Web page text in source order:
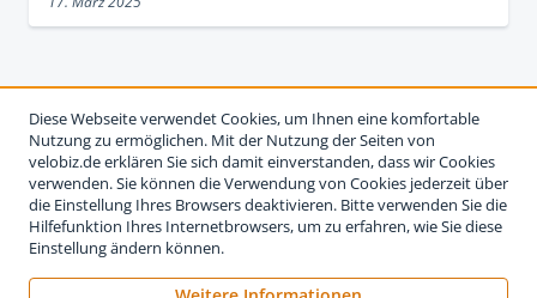
Diese Webseite verwendet Cookies, um Ihnen eine komfortable
Nutzung zu ermöglichen. Mit der Nutzung der Seiten von
velobiz.de erklären Sie sich damit einverstanden, dass wir Cookies
verwenden. Sie können die Verwendung von Cookies jederzeit über
die Einstellung Ihres Browsers deaktivieren. Bitte verwenden Sie die
Hilfefunktion Ihres Internetbrowsers, um zu erfahren, wie Sie diese
Einstellung ändern können.